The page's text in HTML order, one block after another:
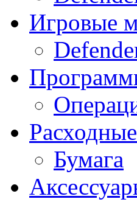
Игровые
Бумага